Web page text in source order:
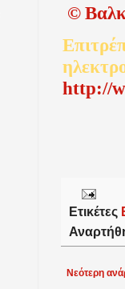
©
http://
Ετικέτες
Νεότερη